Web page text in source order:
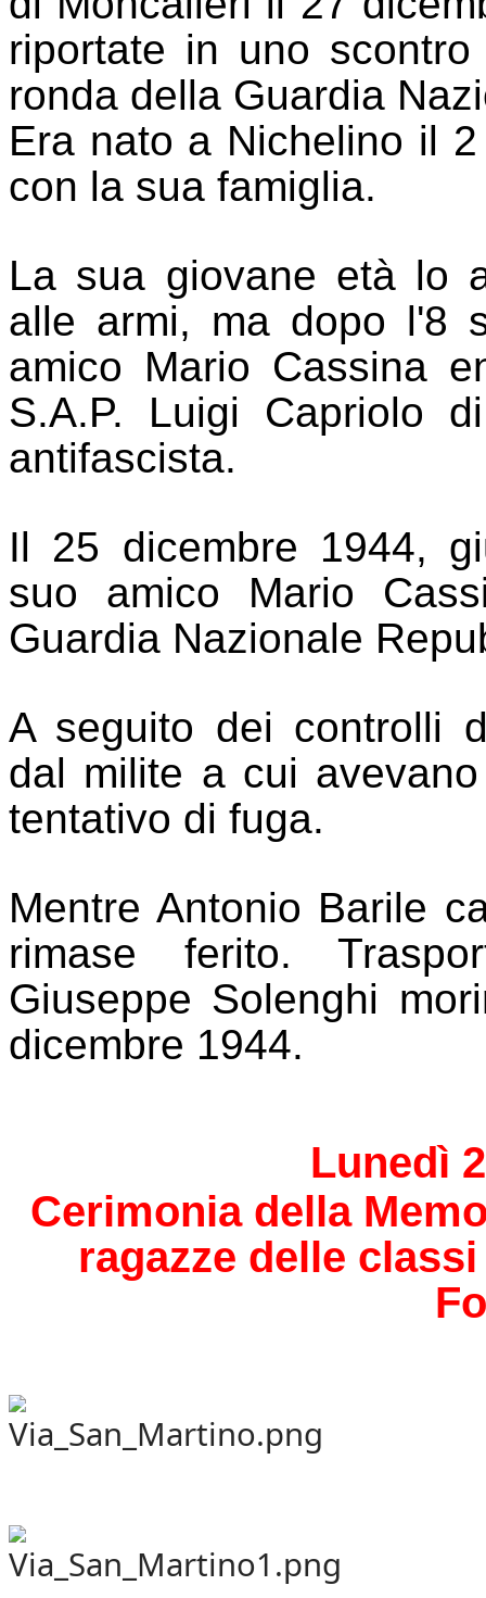
riportate in uno
ronda della Guardia
Era nato a Nichelino il
con la sua famiglia.
La sua giovane età lo
alle armi, ma dopo l'8
amico Mario Cassina
S.A.P. Luigi Capriolo
antifascista.
Il 25 dicembre 1944,
suo amico Mario
Guardia Nazionale
A seguito dei controlli
dal milite a cui
tentativo di fuga.
Mentre Antonio Barile
rimase ferito.
Giuseppe Solenghi
dicembre 1944.
Lunedì
Cerimonia della
ragazze delle classi